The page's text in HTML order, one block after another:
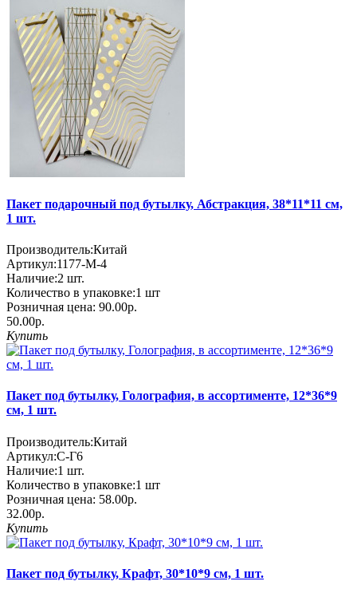
Пакет подарочный под бутылку, Абстракция, 38*11*11 см,
1 шт.
Производитель:Китай
Артикул:1177-M-4
Наличие:2 шт.
Количество в упаковке:1 шт
Розничная цена: 90.00р.
50.00р.
Купить
Пакет под бутылку, Голография, в ассортименте, 12*36*9
см, 1 шт.
Производитель:Китай
Артикул:С-Г6
Наличие:1 шт.
Количество в упаковке:1 шт
Розничная цена: 58.00р.
32.00р.
Купить
Пакет под бутылку, Крафт, 30*10*9 см, 1 шт.